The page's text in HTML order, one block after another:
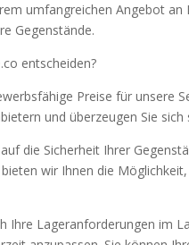
umfangreichen Angebot
Gegenstände.
entscheiden?
Preise für unsere
und überzeugen Sie sich
die Sicherheit Ihrer
wir Ihnen die
Ihre Lageranforderungen im